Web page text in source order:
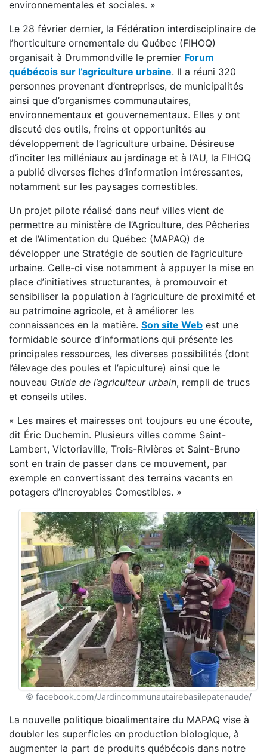
environnementales et sociales. »
Le 28 février dernier, la Fédération interdisciplinaire de
l’horticulture ornementale du Québec (FIHOQ)
organisait à Drummondville le premier Forum
québécois sur l’agriculture urbaine. Il a réuni 320
personnes provenant d’entreprises, de municipalités
ainsi que d’organismes communautaires,
environnementaux et gouvernementaux. Elles y ont
discuté des outils, freins et opportunités au
développement de l’agriculture urbaine. Désireuse
d’inciter les milléniaux au jardinage et à l’AU, la FIHOQ
a publié diverses fiches d’information intéressantes,
notamment sur les paysages comestibles.
Un projet pilote réalisé dans neuf villes vient de
permettre au ministère de l’Agriculture, des Pêcheries
et de l’Alimentation du Québec (MAPAQ) de
développer une Stratégie de soutien de l’agriculture
urbaine. Celle-ci vise notamment à appuyer la mise en
place d’initiatives structurantes, à promouvoir et
sensibiliser la population à l’agriculture de proximité et
au patrimoine agricole, et à améliorer les
connaissances en la matière. Son site Web est une
formidable source d’informations qui présente les
principales ressources, les diverses possibilités (dont
l’élevage des poules et l’apiculture) ainsi que le
nouveau Guide de l’agriculteur urbain, rempli de trucs
et conseils utiles.
« Les maires et mairesses ont toujours eu une écoute,
dit Éric Duchemin. Plusieurs villes comme Saint-
Lambert, Victoriaville, Trois-Rivières et Saint-Bruno
sont en train de passer dans ce mouvement, par
exemple en convertissant des terrains vacants en
potagers d’Incroyables Comestibles. »
© facebook.com/Jardincommunautairebasilepatenaude/
La nouvelle politique bioalimentaire du MAPAQ vise à
doubler les superficies en production biologique, à
augmenter la part de produits québécois dans notre